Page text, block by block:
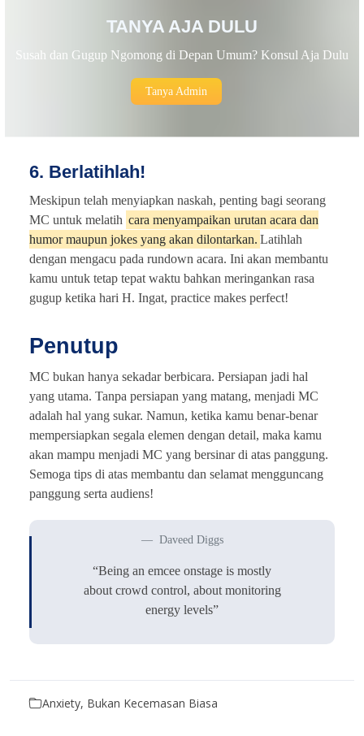
TANYA AJA DULU
Susah dan Gugup Ngomong di Depan Umum? Konsul Aja Dulu
Tanya Admin
6. Berlatihlah!
Meskipun telah menyiapkan naskah, penting bagi seorang
MC untuk melatih cara menyampaikan urutan acara dan
humor maupun jokes yang akan dilontarkan. Latihlah
dengan mengacu pada rundown acara. Ini akan membantu
kamu untuk tetap tepat waktu bahkan meringankan rasa
gugup ketika hari H. Ingat, practice makes perfect!
Penutup
MC bukan hanya sekadar berbicara. Persiapan jadi hal
yang utama. Tanpa persiapan yang matang, menjadi MC
adalah hal yang sukar. Namun, ketika kamu benar-benar
mempersiapkan segala elemen dengan detail, maka kamu
akan mampu menjadi MC yang bersinar di atas panggung.
Semoga tips di atas membantu dan selamat mengguncang
panggung serta audiens!
Daveed Diggs
“Being an emcee onstage is mostly
about crowd control, about monitoring
energy levels”
Anxiety, Bukan Kecemasan Biasa